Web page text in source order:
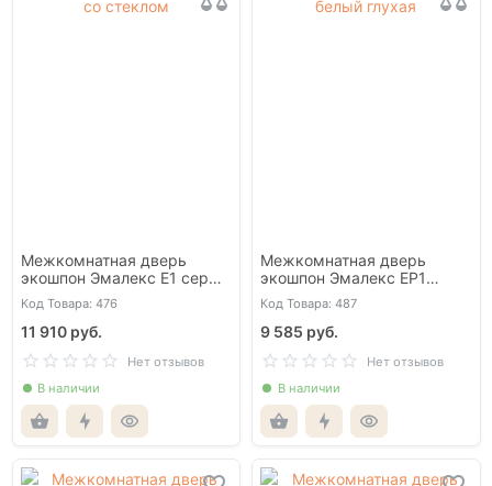
Межкомнатная дверь
экошпон Эмалекс Е1 серый
со стеклом
Код Товара: 476
11 910 руб.
Нет отзывов
В наличии
Межкомнатная дверь
экошпон Эмалекс ЕР1
белый глухая
Код Товара: 487
9 585 руб.
Нет отзывов
В наличии